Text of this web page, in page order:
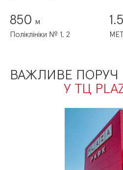
850 м
Поліклініки № 1, 2
1.5
ВАЖЛИВЕ ПОРУЧ
У ТЦ